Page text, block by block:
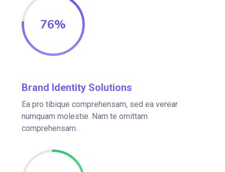
76%
Brand Identity Solutions
Ea pro tibique comprehensam, sed ea verear
numquam molestie. Nam te omittam
comprehensam.